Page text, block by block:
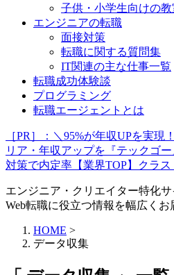
子供・小学生向けの教
エンジニアの転職
面接対策
転職に関する質問集
IT関連の主な仕事一覧
転職成功体験談
プログラミング
転職エージェントとは
［PR］：＼95%が年収UPを実現
リア・年収アップを『テックゴ
対策で内定率【業界TOP】クラス
エンジニア・クリエイター特化
Web転職に役立つ情報を幅広くお
HOME >
データ収集